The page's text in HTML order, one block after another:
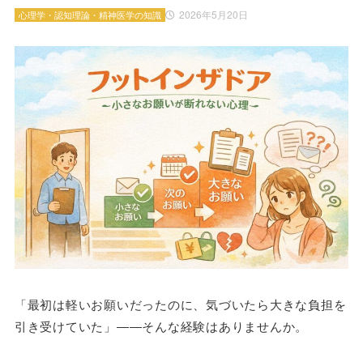
2026年5月20日
心理学・認知理論・精神医学の知識
「最初は軽いお願いだったのに、気づいたら大きな負担を
引き受けていた」――そんな経験はありませんか。